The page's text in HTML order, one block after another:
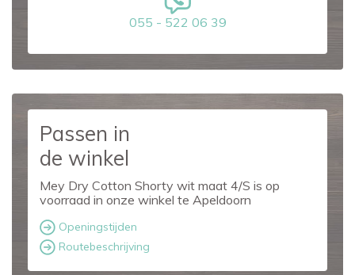
055 - 522 06 39
Passen in
de winkel
Mey Dry Cotton Shorty wit maat 4/S is op
voorraad in onze winkel te Apeldoorn
Openingstijden
Routebeschrijving